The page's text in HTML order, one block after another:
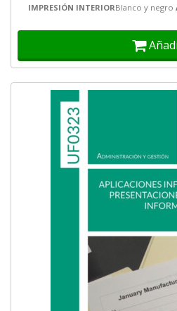
IMPRESIÓN INTERIORBlanco y negro